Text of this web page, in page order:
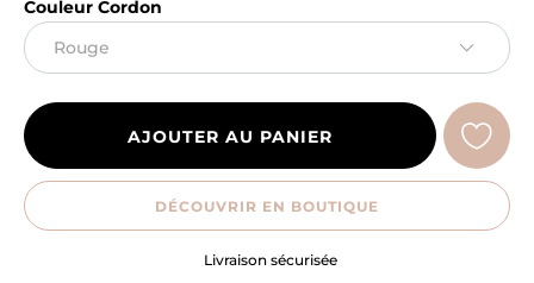
Couleur Cordon
AJOUTER AU PANIER
DÉCOUVRIR EN BOUTIQUE
Engagement